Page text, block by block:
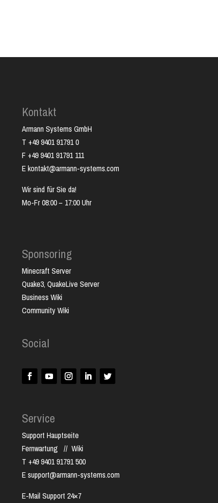
Kontakt
Armann Systems GmbH
T +49 9401 91791 0
F +49 9401 91791 111
E kontakt@armann-systems.com
Wir sind für Sie da!
Mo-Fr 08:00 – 17:00 Uhr
Sponsoring
Minecraft Server
Quake3, QuakeLive Server
Business Wiki
Community Wiki
Social
Service
Support Hauptseite
Fernwartung // Wiki
T +49 9401 91791 500
E support@armann-systems.com
E-Mail Support 24×7